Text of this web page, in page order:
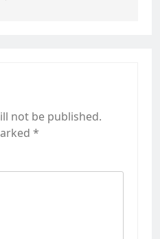
not be published.
*